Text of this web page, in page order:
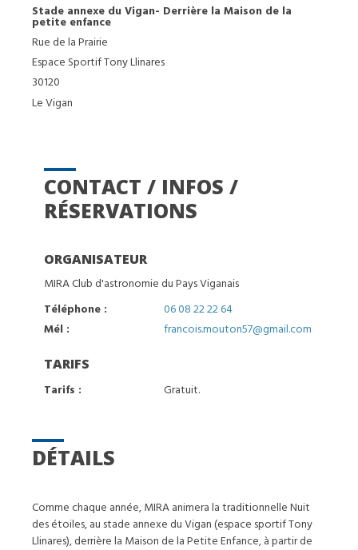
Stade annexe du Vigan- Derrière la Maison de la
petite enfance
Rue de la Prairie
Espace Sportif Tony Llinares
30120
Le Vigan
DÉTAILS
Comme chaque année, MIRA animera la traditionnelle Nuit
des étoiles, au stade annexe du Vigan (espace sportif Tony
Llinares), derrière la Maison de la Petite Enfance, à partir de
CONTACT / INFOS /
RÉSERVATIONS
ORGANISATEUR
MIRA Club d'astronomie du Pays Viganais
Téléphone :
06 08 22 22 64
Mél :
francois.mouton57@gmail.com
TARIFS
Tarifs : Gratuit.